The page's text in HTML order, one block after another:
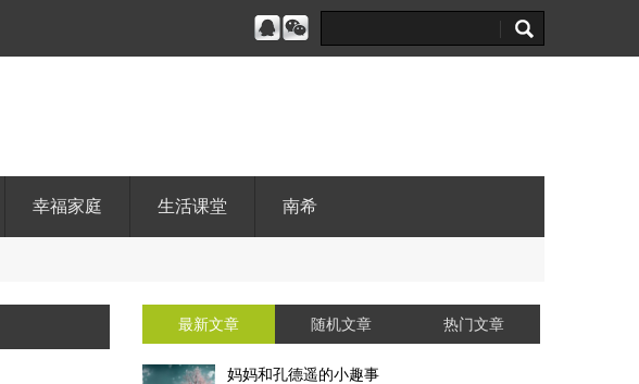
幸福家庭 生活课堂 南希
最新文章 随机文章 热门文章
妈妈和孔德遥的小趣事